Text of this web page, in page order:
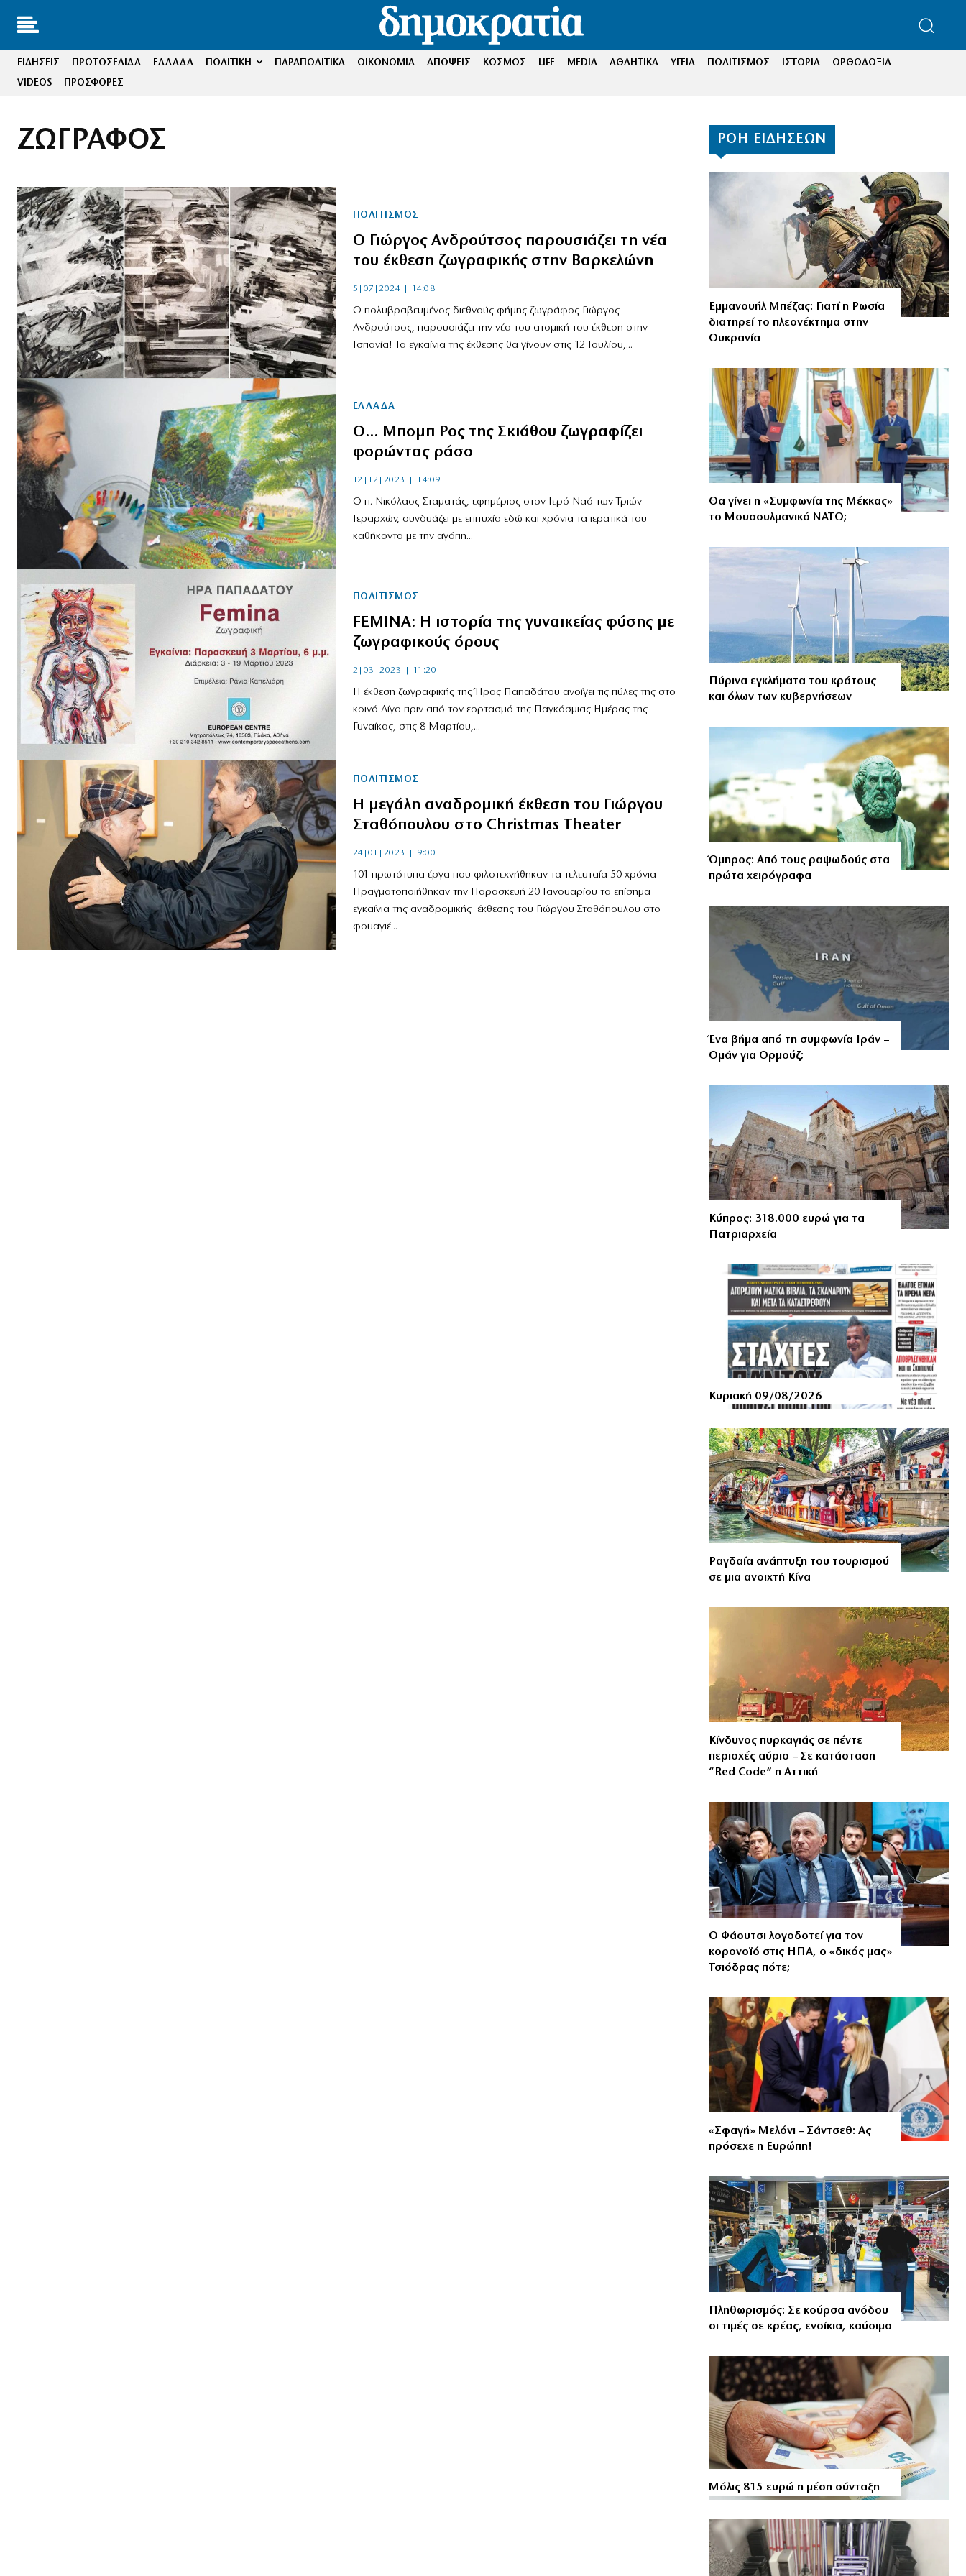
ΕΙΔΗΣΕΙΣ ΠΡΩΤΟΣΕΛΙΔΑ ΕΛΛΑΔΑ ΠΟΛΙΤΙΚΗ ΠΑΡΑΠΟΛΙΤΙΚΑ ΟΙΚΟΝΟΜΙΑ ΑΠΟΨΕΙΣ ΚΟΣΜΟΣ LIFE MEDIA ΑΘΛΗΤΙΚΑ ΥΓΕΙΑ ΠΟΛΙΤΙΣΜΟΣ ΙΣΤΟΡΙΑ
ΟΡΘΟΔΟΞΙΑ
VIDEOS
ΠΡΟΣΦΟΡΕΣ
ΖΩΓΡΑΦΟΣ
ΠΟΛΙΤΙΣΜΟΣ
Ο Γιώργος Ανδρούτσος παρουσιάζει τη νέα
του έκθεση ζωγραφικής στην Βαρκελώνη
5|07|2024 | 14:08
Ο πολυβραβευμένος διεθνούς φήμης ζωγράφος Γιώργος
Ανδρούτσος, παρουσιάζει την νέα του ατομική του έκθεση στην
Ισπανία! Τα εγκαίνια της έκθεσης θα γίνουν στις 12 Ιουλίου,...
ΕΛΛΑΔΑ
Ο… Μπομπ Ρος της Σκιάθου ζωγραφίζει
φορώντας ράσο
12|12|2023 | 14:09
Ο π. Νικόλαος Σταματάς, εφημέριος στον Ιερό Ναό των Τριών
Ιεραρχών, συνδυάζει με επιτυχία εδώ και χρόνια τα ιερατικά του
καθήκοντα με την αγάπη...
ΠΟΛΙΤΙΣΜΟΣ
FΕΜΙΝΑ: Η ιστορία της γυναικείας φύσης με
ζωγραφικούς όρους
2|03|2023 | 11:20
Η έκθεση ζωγραφικής της Ήρας Παπαδάτου ανοίγει τις πύλες της στο
κοινό Λίγο πριν από τον εορτασμό της Παγκόσμιας Ημέρας της
Γυναίκας, στις 8 Μαρτίου,...
ΠΟΛΙΤΙΣΜΟΣ
Η μεγάλη αναδρομική έκθεση του Γιώργου
Σταθόπουλου στο Christmas Theater
24|01|2023 | 9:00
101 πρωτότυπα έργα που φιλοτεχνήθηκαν τα τελευταία 50 χρόνια
Πραγματοποιήθηκαν την Παρασκευή 20 Ιανουαρίου τα επίσημα
εγκαίνια της αναδρομικής έκθεσης του Γιώργου Σταθόπουλου στο
φουαγιέ...
ΡΟΗ ΕΙΔΗΣΕΩΝ
Εμμανουήλ Μπέζας: Γιατί η Ρωσία
διατηρεί το πλεονέκτημα στην
Ουκρανία
Θα γίνει η «Συμφωνία της Μέκκας»
το Μουσουλμανικό ΝΑΤΟ;
Πύρινα εγκλήματα του κράτους
και όλων των κυβερνήσεων
Όμηρος: Από τους ραψωδούς στα
πρώτα χειρόγραφα
Ένα βήμα από τη συμφωνία Ιράν –
Ομάν για Ορμούζ;
Κύπρος: 318.000 ευρώ για τα
Πατριαρχεία
Κυριακή 09/08/2026
Ραγδαία ανάπτυξη του τουρισμού
σε μια ανοιχτή Κίνα
Κίνδυνος πυρκαγιάς σε πέντε
περιοχές αύριο – Σε κατάσταση
“Red Code” η Αττική
Ο Φάουτσι λογοδοτεί για τον
κορονοϊό στις ΗΠΑ, ο «δικός μας»
Τσιόδρας πότε;
«Σφαγή» Μελόνι – Σάντσεθ: Ας
πρόσεχε η Ευρώπη!
Πληθωρισμός: Σε κούρσα ανόδου
οι τιμές σε κρέας, ενοίκια, καύσιμα
Μόλις 815 ευρώ η μέση σύνταξη